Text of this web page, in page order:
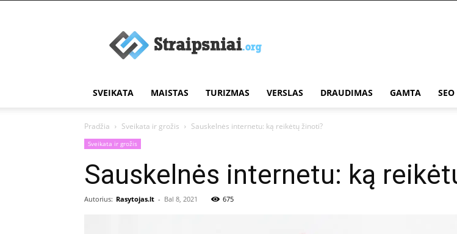
straipsniai
SVEIKATA MAISTAS TURIZMAS VERSLAS DRAUDIMAS GAMTA SEO
Pradžia Sveikata ir grožis Sauskelnės internetu: ką reikėtų žinoti?
Sveikata ir grožis
Sauskelnės internetu: ką
Autorius: Rasytojas.lt - Bal 8, 2021 675